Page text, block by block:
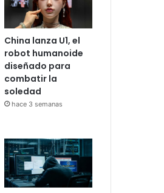
China lanza U1, el
robot humanoide
diseñado para
combatir la
soledad
hace 3 semanas